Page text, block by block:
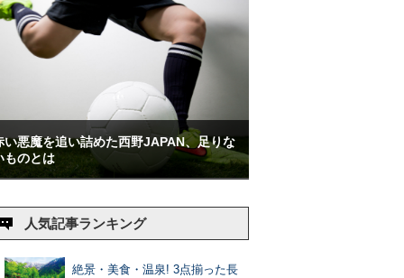
い悪魔を追い詰めた西野JAPAN、足りな
ものとは
人気記事ランキング
絶景・美食・温泉! 3点揃った長